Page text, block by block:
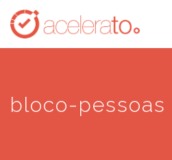
Skip
main
bloco-pessoas